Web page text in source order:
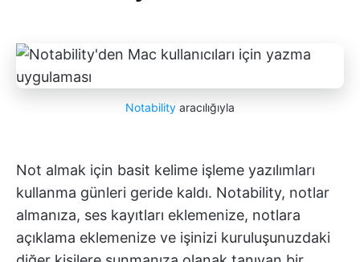
Notability aracılığıyla
Not almak için basit kelime işleme yazılımları
kullanma günleri geride kaldı. Notability, notlar
almanıza, ses kayıtları eklemenize, notlara
açıklama eklemenize ve işinizi kuruluşunuzdaki